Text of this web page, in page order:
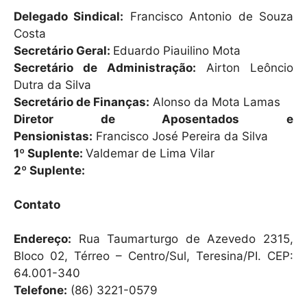
at
s
A
p
p
c
e
b
o
o
k
ai
l
Delegado Sindical: Francisco Antonio de Souza
Costa
Secretário Geral: Eduardo Piauilino Mota
Secretário de Administração: Airton Leôncio
Dutra da Silva
Secretário de Finanças: Alonso da Mota Lamas
Diretor de Aposentados e
Pensionistas: Francisco José Pereira da Silva
1º Suplente: Valdemar de Lima Vilar
2º Suplente:
Contato
Endereço: Rua Taumarturgo de Azevedo 2315,
Bloco 02, Térreo – Centro/Sul, Teresina/PI. CEP:
64.001-340
Telefone: (86) 3221-0579